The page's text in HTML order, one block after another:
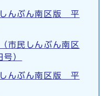
んぶん南区版 平
市民しんぶん南区
）
んぶん南区版 平